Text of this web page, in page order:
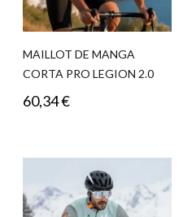
MAILLOT DE MANGA
CORTA PRO LEGION 2.0
60,34€